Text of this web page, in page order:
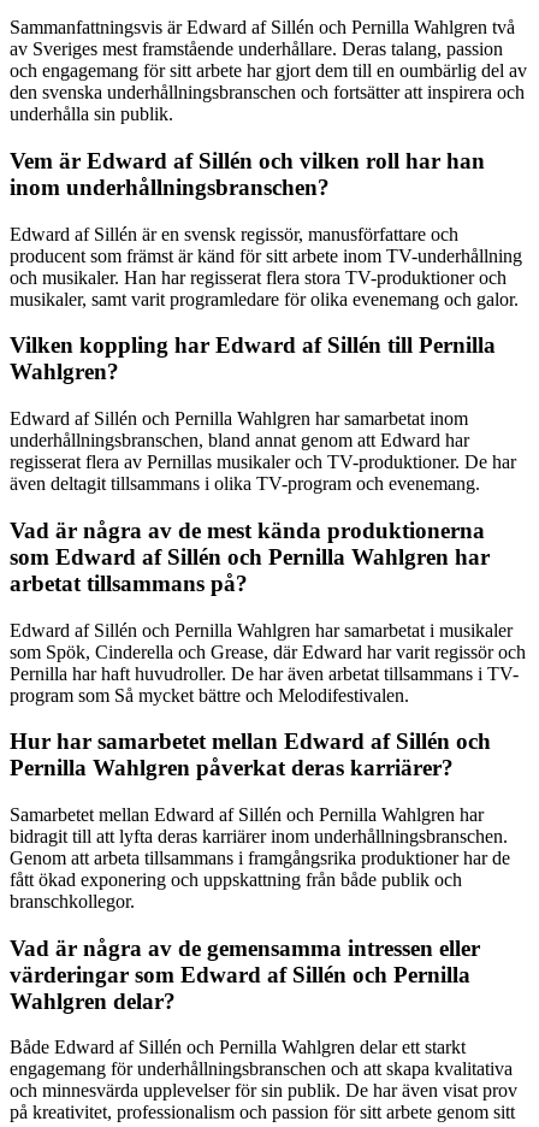
Sammanfattningsvis är Edward af Sillén och Pernilla Wahlgren två
av Sveriges mest framstående underhållare. Deras talang, passion
och engagemang för sitt arbete har gjort dem till en oumbärlig del av
den svenska underhållningsbranschen och fortsätter att inspirera och
underhålla sin publik.
Vem är Edward af Sillén och vilken roll har han
inom underhållningsbranschen?
Edward af Sillén är en svensk regissör, manusförfattare och
producent som främst är känd för sitt arbete inom TV-underhållning
och musikaler. Han har regisserat flera stora TV-produktioner och
musikaler, samt varit programledare för olika evenemang och galor.
Vilken koppling har Edward af Sillén till Pernilla
Wahlgren?
Edward af Sillén och Pernilla Wahlgren har samarbetat inom
underhållningsbranschen, bland annat genom att Edward har
regisserat flera av Pernillas musikaler och TV-produktioner. De har
även deltagit tillsammans i olika TV-program och evenemang.
Vad är några av de mest kända produktionerna
som Edward af Sillén och Pernilla Wahlgren har
arbetat tillsammans på?
Edward af Sillén och Pernilla Wahlgren har samarbetat i musikaler
som Spök, Cinderella och Grease, där Edward har varit regissör och
Pernilla har haft huvudroller. De har även arbetat tillsammans i TV-
program som Så mycket bättre och Melodifestivalen.
Hur har samarbetet mellan Edward af Sillén och
Pernilla Wahlgren påverkat deras karriärer?
Samarbetet mellan Edward af Sillén och Pernilla Wahlgren har
bidragit till att lyfta deras karriärer inom underhållningsbranschen.
Genom att arbeta tillsammans i framgångsrika produktioner har de
fått ökad exponering och uppskattning från både publik och
branschkollegor.
Vad är några av de gemensamma intressen eller
värderingar som Edward af Sillén och Pernilla
Wahlgren delar?
Både Edward af Sillén och Pernilla Wahlgren delar ett starkt
engagemang för underhållningsbranschen och att skapa kvalitativa
och minnesvärda upplevelser för sin publik. De har även visat prov
på kreativitet, professionalism och passion för sitt arbete genom sitt